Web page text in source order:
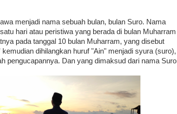
menjadi nama sebuah bulan, bulan Suro. Nama
hari atau peristiwa yang berada di bulan Muharram
pada tanggal 10 bulan Muharram, yang disebut
dihilangkan huruf "Ain" menjadi syura (suro),
pengucapannya. Dan yang dimaksud dari nama Suro